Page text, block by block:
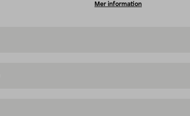
Mer information